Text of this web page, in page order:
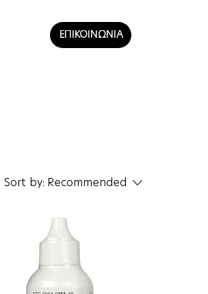
ΕΠΙΚΟΙΝΩΝΙΑ
Sort by: Recommended